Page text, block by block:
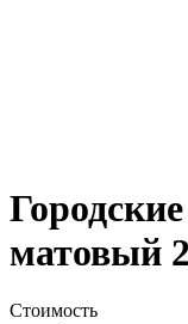
матовый
Стоимость